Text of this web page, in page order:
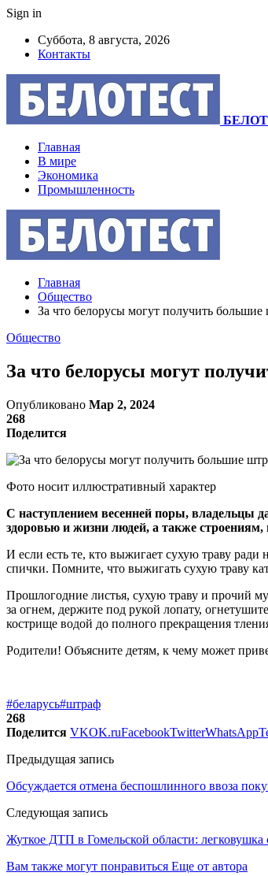
Sign in
Суббота, 8 августа, 2026
Контакты
Главная
В мире
Экономика
Промышленность
Главная
Общество
За что белорусы могут получить
Общество
За что белорусы могут
Опубликовано Мар 2, 2024
268
Поделится
Фото носит иллюстративный характер
С наступлением весенней поры, владельцы
здоровью и жизни людей, а также
И если есть те, кто выжигает сухую траву
спички. Помните, что выжигать сухую траву
Прошлогодние листья, сухую траву и прочий
за огнем, держите под рукой лопату,
кострище водой до полного прекращения
Родители! Объясните детям, к чему может
#беларусь#штраф
268
Поделится VKOK.ruFacebookTwitterWhatsApp
Предыдущая запись
Обсуждается отмена беспошлинного ввоза
Следующая запись
Жуткое ДТП в Гомельской области: легковушка
Вам также могут понравиться Еще от автора